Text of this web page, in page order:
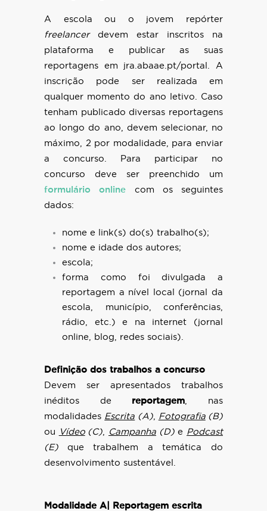
A escola ou o jovem repórter
freelancerdevem estar inscritos na
plataforma e publicar as suas
reportagens em jra.abaae.pt/portal. A
inscrição pode ser realizada em
qualquer momento do ano letivo. Caso
tenham publicado diversas reportagens
ao longo do ano, devem selecionar, no
máximo, 2 por modalidade, para enviar
a concurso. Para participar no
concurso deve ser preenchido um
formulário online com os seguintes
dados:
nome e link(s) do(s) trabalho(s);
nome e idade dos autores;
escola;
forma como foi divulgada a
reportagem a nível local (jornal da
escola, município, conferências,
rádio, etc.) e na internet (jornal
online, blog, redes sociais).
Definição dos trabalhos a concurso
Devem ser apresentados trabalhos
inéditos de reportagem, nas
modalidades Escrita (A), Fotografia(B)
ou
Vídeo(C), Campanha (D)e Podcast
(E) que trabalhem a temática do
desenvolvimento sustentável.
Modalidade A| Reportagem escrita